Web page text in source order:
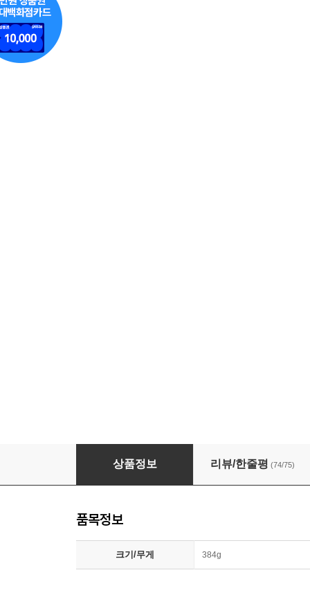
크레마 팔레트 블랙 + 필름 + 젤리 + 플립케이스
상품정보 리뷰/한줄평 (74/75)
품목정보
크기/무게 384g